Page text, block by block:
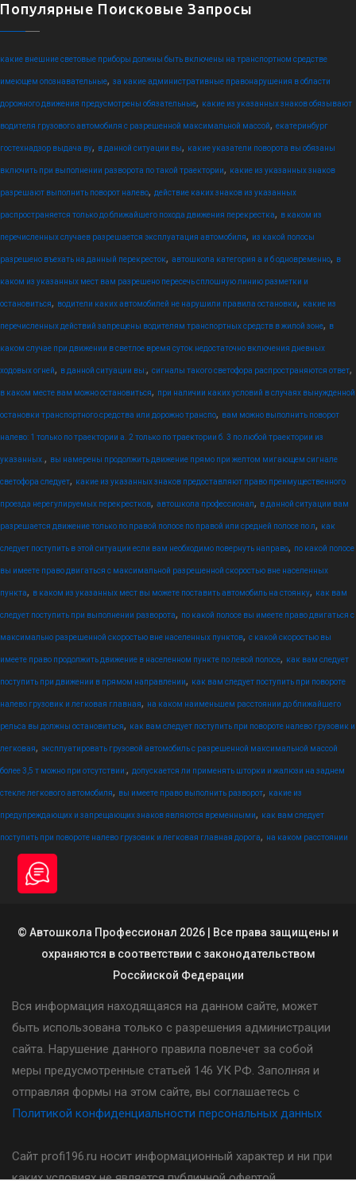
Популярные Поисковые Запросы
какие внешние световые приборы должны быть включены на транспортном средстве
имеющем опознавательные, за какие административные правонарушения в области
дорожного движения предусмотрены обязательные, какие из указанных знаков обязывают
водителя грузового автомобиля с разрешенной максимальной массой, екатеринбург
гостехнадзор выдача ву, в данной ситуации вы, какие указатели поворота вы обязаны
включить при выполнении разворота по такой траектории, какие из указанных знаков
разрешают выполнить поворот налево, действие каких знаков из указанных
распространяется только до ближайшего похода движения перекрестка, в каком из
перечисленных случаев разрешается эксплуатация автомобиля, из какой полосы
разрешено въехать на данный перекресток, автошкола категория а и б одновременно, в
каком из указанных мест вам разрешено пересечь сплошную линию разметки и
остановиться, водители каких автомобилей не нарушили правила остановки, какие из
перечисленных действий запрещены водителям транспортных средств в жилой зоне, в
каком случае при движении в светлое время суток недостаточно включения дневных
ходовых огней, в данной ситуации вы:, сигналы такого светофора распространяются ответ,
в каком месте вам можно остановиться, при наличии каких условий в случаях вынужденной
остановки транспортного средства или дорожно транспо, вам можно выполнить поворот
налево: 1 только по траектории а. 2 только по траектории б. 3 по любой траектории из
указанных. , вы намерены продолжить движение прямо при желтом мигающем сигнале
светофора следует, какие из указанных знаков предоставляют право преимущественного
проезда нерегулируемых перекрестков, автошкола профессионал, в данной ситуации вам
разрешается движение только по правой полосе по правой или средней полосе по л, как
следует поступить в этой ситуации если вам необходимо повернуть направо, по какой полосе
вы имеете право двигаться с максимальной разрешенной скоростью вне населенных
пункта, в каком из указанных мест вы можете поставить автомобиль на стоянку, как вам
следует поступить при выполнении разворота, по какой полосе вы имеете право двигаться с
максимально разрешенной скоростью вне населенных пунктов, с какой скоростью вы
имеете право продолжить движение в населенном пункте по левой полосе, как вам следует
поступить при движении в прямом направлении, как вам следует поступить при повороте
налево грузовик и легковая главная, на каком наименьшем расстоянии до ближайшего
рельса вы должны остановиться, как вам следует поступить при повороте налево грузовик и
легковая, эксплуатировать грузовой автомобиль с разрешенной максимальной массой
более 3,5 т можно при отсутствии:, допускается ли применять шторки и жалюзи на заднем
стекле легкового автомобиля, вы имеете право выполнить разворот, какие из
предупреждающих и запрещающих знаков являются временными, как вам следует
поступить при повороте налево грузовик и легковая главная дорога, на каком расстоянии
© Автошкола Профессионал 2026 | Все права защищены и
охраняются в соответствии с законодательством
Россйиской Федерации
Вся информация находящаяся на данном сайте, может
быть использована только с разрешения администрации
сайта. Нарушение данного правила повлечет за собой
меры предусмотренные статьей 146 УК РФ. Заполняя и
отправляя формы на этом сайте, вы соглашаетесь с
Политикой конфиденциальности персональных данных
Сайт profi196.ru носит информационный характер и ни при
каких условиях не является публичной офертой,